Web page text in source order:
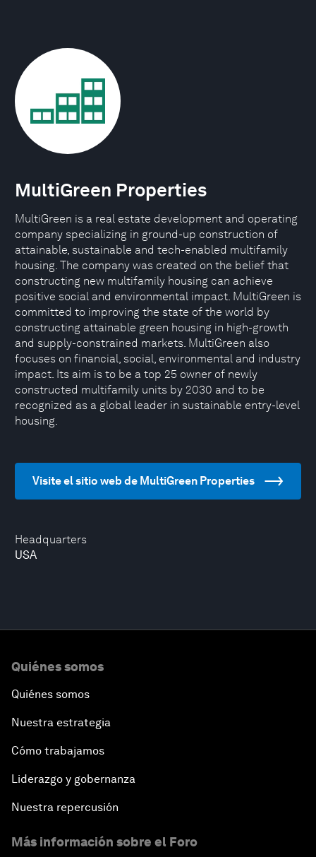
Headquarters
USA
MultiGreen Properties
MultiGreen is a real estate development and operating
company specializing in ground-up construction of
attainable, sustainable and tech-enabled multifamily
housing. The company was created on the belief that
constructing new multifamily housing can achieve
positive social and environmental impact. MultiGreen is
committed to improving the state of the world by
constructing attainable green housing in high-growth
and supply-constrained markets. MultiGreen also
focuses on financial, social, environmental and industry
impact. Its aim is to be a top 25 owner of newly
constructed multifamily units by 2030 and to be
recognized as a global leader in sustainable entry-level
housing.
Visite el sitio web de MultiGreen Properties
Quiénes somos
Quiénes somos
Nuestra estrategia
Cómo trabajamos
Liderazgo y gobernanza
Nuestra repercusión
Más información sobre el Foro